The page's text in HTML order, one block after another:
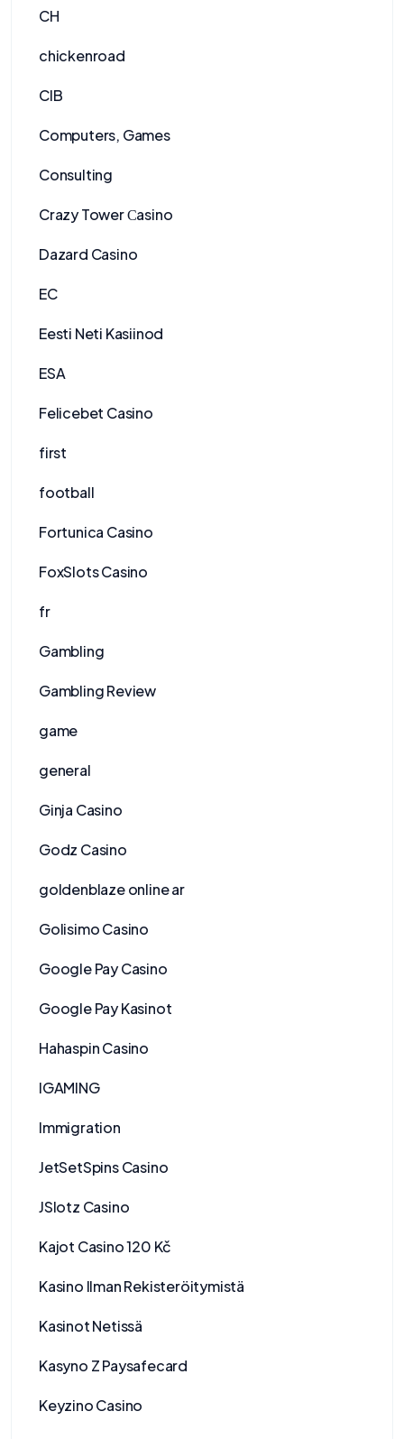
CH
chickenroad
CIB
Computers, Games
Consulting
Crazy Tower Сasino
Dazard Casino
EC
Eesti Neti Kasiinod
ESA
Felicebet Casino
first
football
Fortunica Casino
FoxSlots Casino
fr
Gambling
Gambling Review
game
general
Ginja Casino
Godz Casino
goldenblaze online ar
Golisimo Casino
Google Pay Casino
Google Pay Kasinot
Hahaspin Casino
IGAMING
Immigration
JetSetSpins Casino
JSlotz Casino
Kajot Casino 120 Kč
Kasino Ilman Rekisteröitymistä
Kasinot Netissä
Kasyno Z Paysafecard
Keyzino Casino